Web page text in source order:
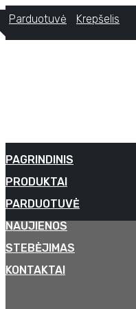
Parduotuvė Krepšelis
PAGRINDINIS
PRODUKTAI
PARDUOTUVĖ
NAUJIENOS
STEBĖJIMAS
KONTAKTAI